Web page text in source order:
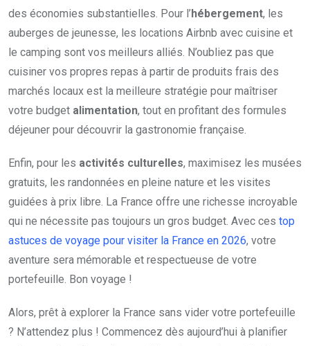
des économies substantielles. Pour l’ hébergement, les
auberges de jeunesse, les locations Airbnb avec cuisine et
le camping sont vos meilleurs alliés. N’oubliez pas que
cuisiner vos propres repas à partir de produits frais des
marchés locaux est la meilleure stratégie pour maîtriser
votre budget alimentation, tout en profitant des formules
déjeuner pour découvrir la gastronomie française.
Enfin, pour les activités culturelles, maximisez les musées
gratuits, les randonnées en pleine nature et les visites
guidées à prix libre. La France offre une richesse incroyable
qui ne nécessite pas toujours un gros budget. Avec ces top
astuces de voyage pour visiter la France en 2026, votre
aventure sera mémorable et respectueuse de votre
portefeuille. Bon voyage !
Alors, prêt à explorer la France sans vider votre portefeuille
? N’attendez plus ! Commencez dès aujourd’hui à planifier